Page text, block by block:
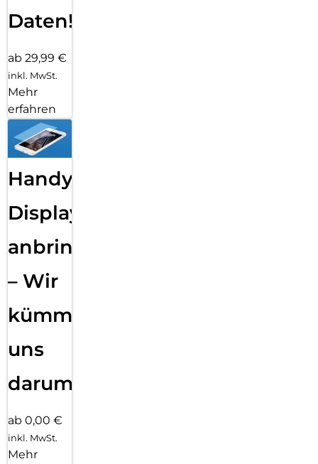
Daten!
ab 29,99 €
inkl. MwSt.
Mehr
erfahren
Handy
Displayfolie
anbringen
– Wir
kümmern
uns
darum!
ab 0,00 €
inkl. MwSt.
Mehr